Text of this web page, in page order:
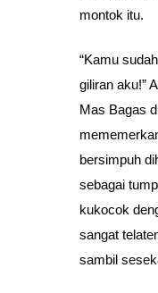
montok itu.
“Kamu
giliran aku!”
Mas Bagas
bersimpuh
sebagai
kukocok
sangat
sambil